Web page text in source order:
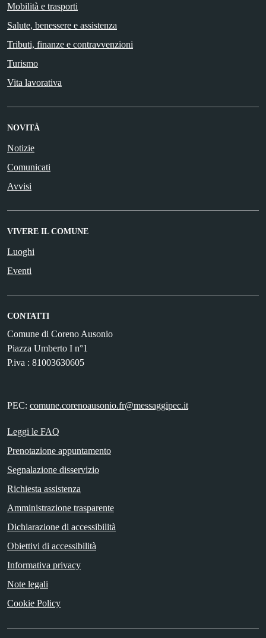
Mobilità e trasporti
Salute, benessere e assistenza
Tributi, finanze e contravvenzioni
Turismo
Vita lavorativa
NOVITÀ
Notizie
Comunicati
Avvisi
VIVERE IL COMUNE
Luoghi
Eventi
CONTATTI
Comune di Coreno Ausonio
Piazza Umberto I n°1
P.iva : 81003630605
PEC: comune.corenoausonio.fr@messaggipec.it
Leggi le FAQ
Prenotazione appuntamento
Segnalazione disservizio
Richiesta assistenza
Amministrazione trasparente
Dichiarazione di accessibilità
Obiettivi di accessibilità
Informativa privacy
Note legali
Cookie Policy